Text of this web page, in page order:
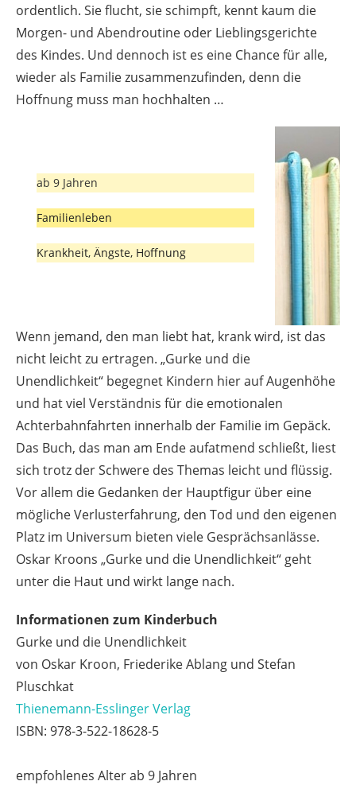
ordentlich. Sie flucht, sie schimpft, kennt kaum die
Morgen- und Abendroutine oder Lieblingsgerichte
des Kindes. Und dennoch ist es eine Chance für alle,
wieder als Familie zusammenzufinden, denn die
Hoffnung muss man hochhalten …
ab 9 Jahren
Familienleben
Krankheit, Ängste, Hoffnung
Wenn jemand, den man liebt hat, krank wird, ist das
nicht leicht zu ertragen. „Gurke und die
Unendlichkeit“ begegnet Kindern hier auf Augenhöhe
und hat viel Verständnis für die emotionalen
Achterbahnfahrten innerhalb der Familie im Gepäck.
Das Buch, das man am Ende aufatmend schließt, liest
sich trotz der Schwere des Themas leicht und flüssig.
Vor allem die Gedanken der Hauptfigur über eine
mögliche Verlusterfahrung, den Tod und den eigenen
Platz im Universum bieten viele Gesprächsanlässe.
Oskar Kroons „Gurke und die Unendlichkeit“ geht
unter die Haut und wirkt lange nach.
Informationen zum Kinderbuch
Gurke und die Unendlichkeit
von Oskar Kroon, Friederike Ablang und Stefan
Pluschkat
Thienemann-Esslinger Verlag
ISBN: 978-3-522-18628-5
empfohlenes Alter ab 9 Jahren